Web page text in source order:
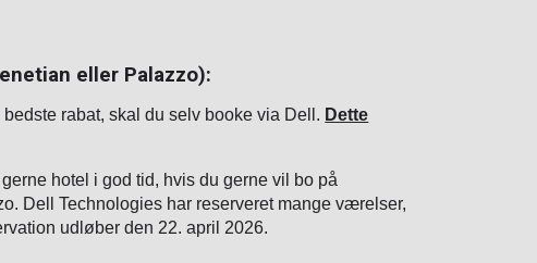
eller Palazzo):
bedste rabat, skal du selv booke via Dell. Dette
hotel i god tid, hvis du gerne vil bo på
Dell Technologies har reserveret mange værelser,
udløber den 22. april 2026.